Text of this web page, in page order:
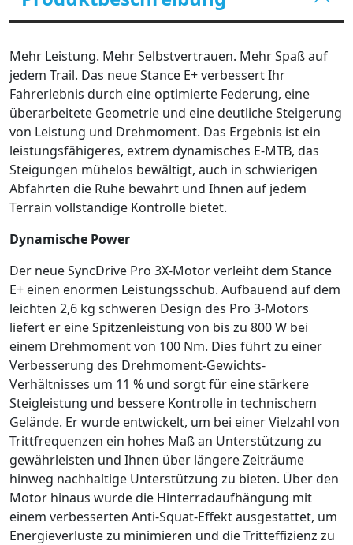
Mehr Leistung. Mehr Selbstvertrauen. Mehr Spaß auf
jedem Trail. Das neue Stance E+ verbessert Ihr
Fahrerlebnis durch eine optimierte Federung, eine
überarbeitete Geometrie und eine deutliche Steigerung
von Leistung und Drehmoment. Das Ergebnis ist ein
leistungsfähigeres, extrem dynamisches E-MTB, das
Steigungen mühelos bewältigt, auch in schwierigen
Abfahrten die Ruhe bewahrt und Ihnen auf jedem
Terrain vollständige Kontrolle bietet.
Dynamische Power
Der neue SyncDrive Pro 3X-Motor verleiht dem Stance
E+ einen enormen Leistungsschub. Aufbauend auf dem
leichten 2,6 kg schweren Design des Pro 3-Motors
liefert er eine Spitzenleistung von bis zu 800 W bei
einem Drehmoment von 100 Nm. Dies führt zu einer
Verbesserung des Drehmoment-Gewichts-
Verhältnisses um 11 % und sorgt für eine stärkere
Steigleistung und bessere Kontrolle in technischem
Gelände. Er wurde entwickelt, um bei einer Vielzahl von
Trittfrequenzen ein hohes Maß an Unterstützung zu
gewährleisten und Ihnen über längere Zeiträume
hinweg nachhaltige Unterstützung zu bieten. Über den
Motor hinaus wurde die Hinterradaufhängung mit
einem verbesserten Anti-Squat-Effekt ausgestattet, um
Energieverluste zu minimieren und die Tritteffizienz zu